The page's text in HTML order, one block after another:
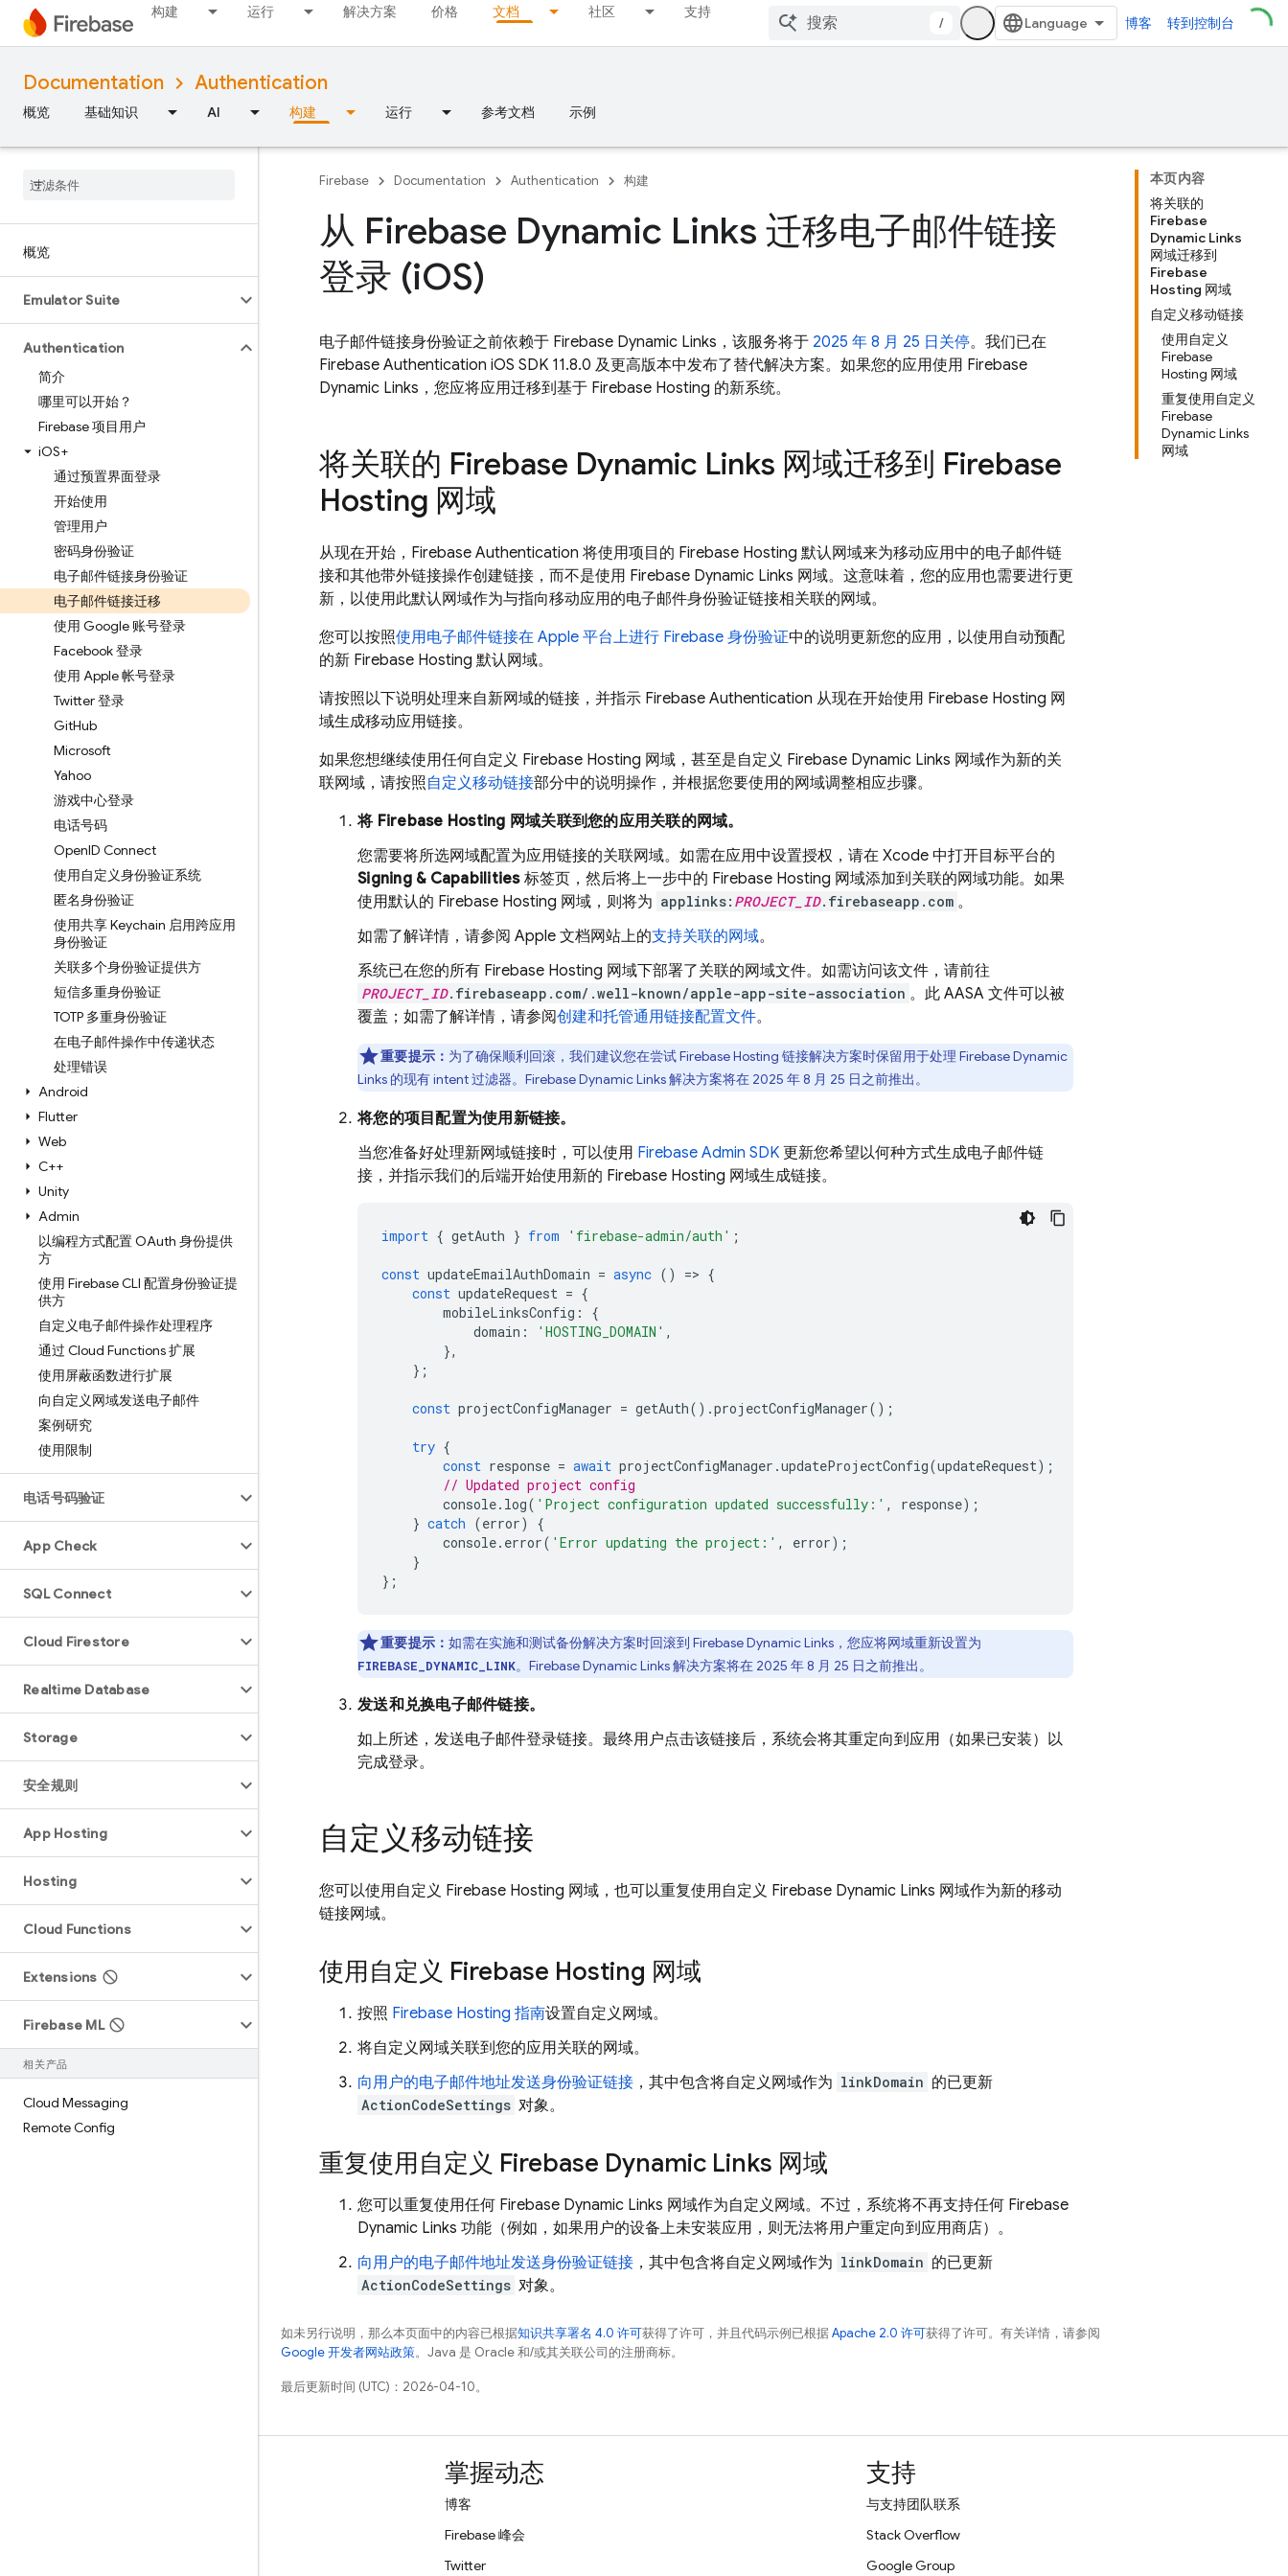
构建 运行 解决方案 价格 文档 社区 支持
/ 博客 转到控制台
Documentation Authentication
概览 基础知识 AI 构建 运行 参考文档 示例
概览
Emulator Suite
Authentication
简介
哪里可以开始？
Firebase 项目用户
iOS+
通过预置界面登录
开始使用
管理用户
密码身份验证
电子邮件链接身份验证
电子邮件链接迁移
使用 Google 账号登录
Facebook 登录
使用 Apple 帐号登录
Twitter 登录
GitHub
Microsoft
Yahoo
游戏中心登录
电话号码
OpenID Connect
使用自定义身份验证系统
匿名身份验证
使用共享 Keychain 启用跨应用
身份验证
关联多个身份验证提供方
短信多重身份验证
TOTP 多重身份验证
在电子邮件操作中传递状态
处理错误
Android
Flutter
Web
C++
Unity
Admin
以编程方式配置 OAuth 身份提供
方
使用 Firebase CLI 配置身份验证提
供方
自定义电子邮件操作处理程序
通过 Cloud Functions 扩展
使用屏蔽函数进行扩展
向自定义网域发送电子邮件
案例研究
使用限制
电话号码验证
App Check
SQL Connect
Cloud Firestore
Realtime Database
Storage
安全规则
App Hosting
Hosting
Cloud Functions
Extensions
Firebase ML
相关产品
Cloud Messaging
Remote Config
本页内容
将关联的
Firebase
Dynamic Links
网域迁移到
Firebase
Hosting 网域
自定义移动链接
使用自定义
Firebase
Hosting 网域
重复使用自定义
Firebase
Dynamic Links
网域
Firebase Documentation Authentication 构建
从 Firebase Dynamic Links 迁移电子邮件链接
登录 (iOS)
电子邮件链接身份验证之前依赖于 Firebase Dynamic Links ，该服务将于 2025 年 8 月 25 日关停。我们已在
Firebase Authentication iOS SDK 11.8.0 及更高版本中发布了替代解决方案。如果您的应用使用 Firebase
Dynamic Links ，您应将应用迁移到基于 Firebase Hosting 的新系统。
将关联的 Firebase Dynamic Links 网域迁移到 Firebase
Hosting 网域
从现在开始， Firebase Authentication 将使用项目的 Firebase Hosting 默认网域来为移动应用中的电子邮件链
接和其他带外链接操作创建链接，而不是使用 Firebase Dynamic Links 网域。这意味着，您的应用也需要进行更
新，以使用此默认网域作为与指向移动应用的电子邮件身份验证链接相关联的网域。
您可以按照使用电子邮件链接在 Apple 平台上进行 Firebase 身份验证中的说明更新您的应用，以使用自动预配
的新 Firebase Hosting 默认网域。
请按照以下说明处理来自新网域的链接，并指示 Firebase Authentication 从现在开始使用 Firebase Hosting 网
域生成移动应用链接。
如果您想继续使用任何自定义 Firebase Hosting 网域，甚至是自定义 Firebase Dynamic Links 网域作为新的关
联网域，请按照自定义移动链接部分中的说明操作，并根据您要使用的网域调整相应步骤。
将 Firebase Hosting 网域关联到您的应用关联的网域。
您需要将所选网域配置为应用链接的关联网域。如需在应用中设置授权，请在 Xcode 中打开目标平台的
Signing & Capabilities标签页，然后将上一步中的 Firebase Hosting 网域添加到关联的网域功能。如果
使用默认的 Firebase Hosting 网域，则将为 applinks: PROJECT_ID.firebaseapp.com 。
如需了解详情，请参阅 Apple 文档网站上的支持关联的网域。
系统已在您的所有 Firebase Hosting 网域下部署了关联的网域文件。如需访问该文件，请前往
PROJECT_ID.firebaseapp.com/.well-known/apple-app-site-association 。此 AASA 文件可以被
覆盖；如需了解详情，请参阅创建和托管通用链接配置文件。
重要提示： 为了确保顺利回滚，我们建议您在尝试Firebase Hosting 链接解决方案时保留用于处理Firebase Dynamic
Links 的现有 intent 过滤器。 Firebase Dynamic Links解决方案将在 2025 年 8 月 25 日之前推出。
将您的项目配置为使用新链接。
当您准备好处理新网域链接时，可以使用 Firebase Admin SDK 更新您希望以何种方式生成电子邮件链
接，并指示我们的后端开始使用新的 Firebase Hosting 网域生成链接。
import { getAuth } from 'firebase-admin/auth' ;
const updateEmailAuthDomain = async () => {
const updateRequest = {
mobileLinksConfig :
{
domain : 'HOSTING_DOMAIN' ,
},
};
const projectConfigManager = getAuth().projectConfigManager();
try {
const response = await projectConfigManager .updateProjectConfig(updateRequest);
// Updated project config
console. log( 'Project configuration updated successfully:' , response);
} catch (error)
{
console. error( 'Error updating the project:' , error);
}
};
重要提示：如需在实施和测试备份解决方案时回滚到Firebase Dynamic Links ，您应将网域重新设置为
FIREBASE_DYNAMIC_LINK。 Firebase Dynamic Links解决方案将在 2025 年 8 月 25 日之前推出。
发送和兑换电子邮件链接。
如上所述，发送电子邮件登录链接。最终用户点击该链接后，系统会将其重定向到应用（如果已安装）以
完成登录。
自定义移动链接
您可以使用自定义 Firebase Hosting 网域，也可以重复使用自定义 Firebase Dynamic Links 网域作为新的移动
链接网域。
使用自定义 Firebase Hosting 网域
按照 Firebase Hosting 指南设置自定义网域。
将自定义网域关联到您的应用关联的网域。
向用户的电子邮件地址发送身份验证链接 ，其中包含将自定义网域作为 linkDomain 的已更新
ActionCodeSettings 对象。
重复使用自定义 Firebase Dynamic Links 网域
您可以重复使用任何 Firebase Dynamic Links 网域作为自定义网域。不过，系统将不再支持任何 Firebase
Dynamic Links 功能（例如，如果用户的设备上未安装应用，则无法将用户重定向到应用商店）。
向用户的电子邮件地址发送身份验证链接 ，其中包含将自定义网域作为 linkDomain 的已更新
ActionCodeSettings 对象。
如未另行说明，那么本页面中的内容已根据知识共享署名 4.0 许可获得了许可，并且代码示例已根据Apache 2.0 许可获得了许可。有关详情，请参阅
Google 开发者网站政策。Java 是 Oracle 和/或其关联公司的注册商标。
最后更新时间 (UTC)：2026-04-10。
掌握动态
博客
Firebase 峰会
Twitter
支持
与支持团队联系
Stack Overflow
Google Group